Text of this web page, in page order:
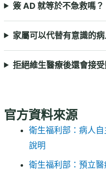
簽 AD 就等於不急救嗎？
家屬可以代替有意識的
拒絕維生醫療後還會接受
官方資料來源
衛生福利部：病人
說明
衛生福利部：預立